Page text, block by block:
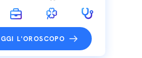
L'OROSCOPO